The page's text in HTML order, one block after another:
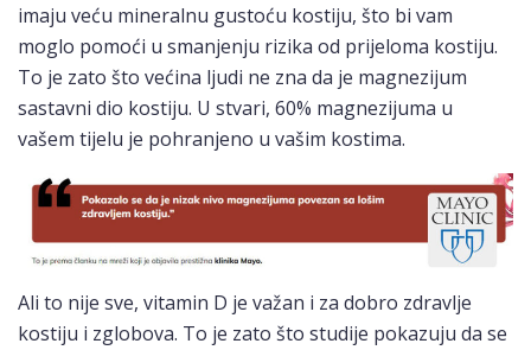
imaju veću mineralnu gustoću kostiju, što bi vam
moglo pomoći u smanjenju rizika od prijeloma kostiju.
To je zato što većina ljudi ne zna da je magnezijum
sastavni dio kostiju. U stvari, 60% magnezijuma u
vašem tijelu je pohranjeno u vašim kostima.
Ali to nije sve, vitamin D je važan i za dobro zdravlje
kostiju i zglobova. To je zato što studije pokazuju da se